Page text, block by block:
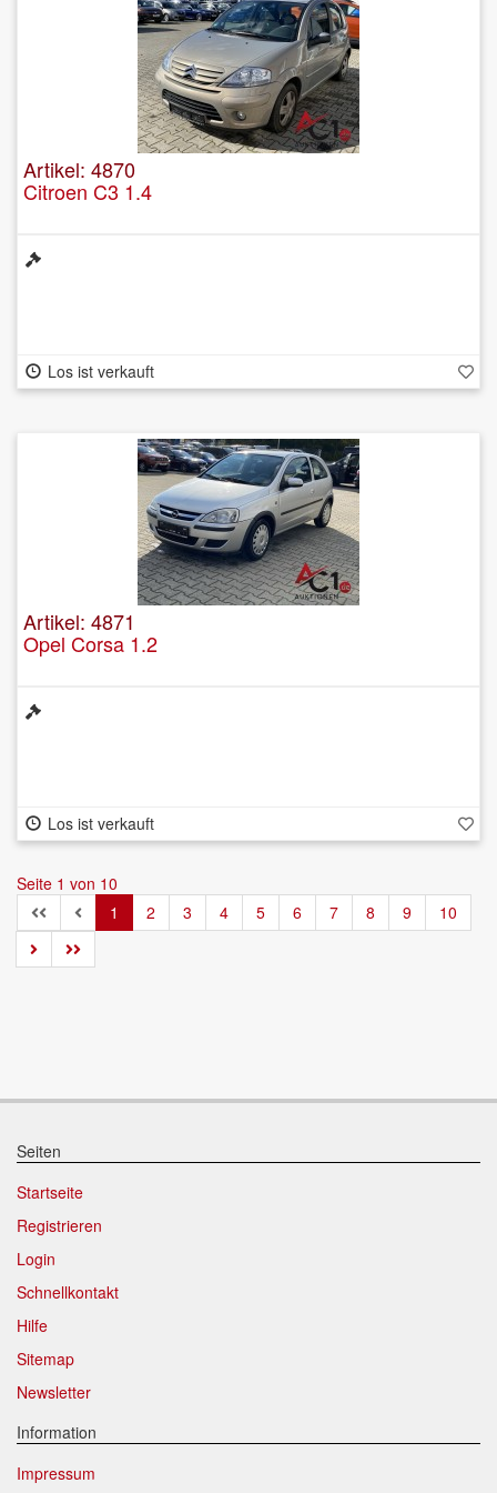
Artikel: 4870
Citroen C3 1.4
Los ist verkauft
Artikel: 4871
Opel Corsa 1.2
Los ist verkauft
Seite 1 von 10
1
2 3 4 5 6 7 8 9 10
Seiten
Startseite
Registrieren
Login
Schnellkontakt
Hilfe
Sitemap
Newsletter
Information
Impressum